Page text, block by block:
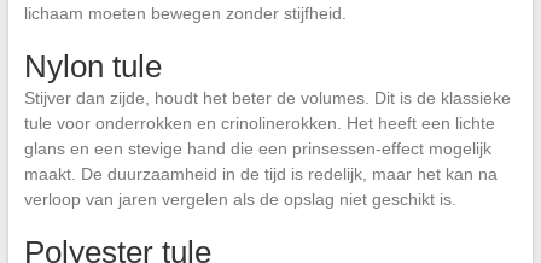
lichaam moeten bewegen zonder stijfheid.
Nylon tule
Stijver dan zijde, houdt het beter de volumes. Dit is de klassieke
tule voor onderrokken en crinolinerokken. Het heeft een lichte
glans en een stevige hand die een prinsessen-effect mogelijk
maakt. De duurzaamheid in de tijd is redelijk, maar het kan na
verloop van jaren vergelen als de opslag niet geschikt is.
Polyester tule